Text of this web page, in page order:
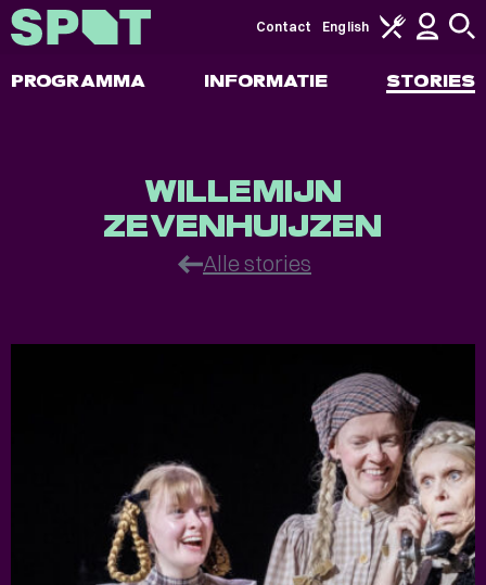
PROGRAMMA INFORMATIE STORIES
Contact English
WILLEMIJN
ZEVENHUIJZEN
Alle stories